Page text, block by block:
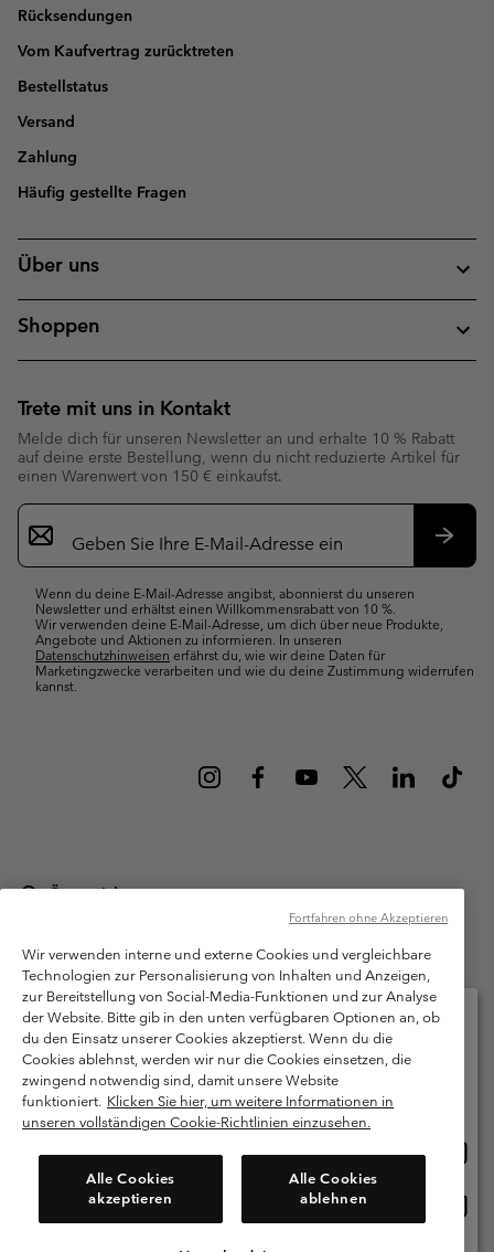
Rücksendungen
Vom Kaufvertrag zurücktreten
Bestellstatus
Versand
Zahlung
Häufig gestellte Fragen
Über uns
Shoppen
Trete mit uns in Kontakt
Melde dich für unseren Newsletter an und erhalte 10 % Rabatt
auf deine erste Bestellung, wenn du nicht reduzierte Artikel für
einen Warenwert von 150 € einkaufst.
Newsletter-
Anmeldung
Wenn du deine E-Mail-Adresse angibst, abonnierst du unseren
Newsletter und erhältst einen Willkommensrabatt von 10 %.
Wir verwenden deine E-Mail-Adresse, um dich über neue Produkte,
Angebote und Aktionen zu informieren. In unseren
Datenschutzhinweisen erfährst du, wie wir deine Daten für
Marketingzwecke verarbeiten und wie du deine Zustimmung widerrufen
kannst.
Österreich
Columbia Sportswear Austria GmbH. Moosfeldstraße 1, 5101
Bergheim, Salzburg Österreich. Alle Rechte vorbehalten.
Nutzungsbedingungen
Allgemeine Verkaufsbedingungen
Garantie
Datenschutzerklärung
Bestimmungen und Bedingungen des Mitglieder Programms
Nutzungsbedingungen Für Nutzergenerierte Inhalte
Cookies
Kundenservice: Mo- Fr. 9:00 - 13:00 & 14:00- 18:00 Uhr
(+)43720880525
Wir verwenden interne und externe Cookies und vergleichbare
Technologien zur Personalisierung von Inhalten und Anzeigen,
zur Bereitstellung von Social-Media-Funktionen und zur Analyse
der Website. Bitte gib in den unten verfügbaren Optionen an, ob
du den Einsatz unserer Cookies akzeptierst. Wenn du die
Cookies ablehnst, werden wir nur die Cookies einsetzen, die
zwingend notwendig sind, damit unsere Website
funktioniert. Klicken Sie hier, um weitere Informationen in
unseren vollständigen Cookie-Richtlinien einzusehen.
Alle Cookies
akzeptieren
Alle Cookies
ablehnen
Fortfahren ohne Akzeptieren
Bitte wählen Sie Ihr Lieferland und Ihre Sprache
Online-Einkauf verfügbar
Österreich